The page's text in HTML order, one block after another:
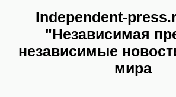
Independent-
"Независимая
независимые
мира